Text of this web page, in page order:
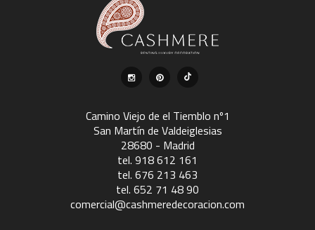
Camino Viejo de el Tiemblo nº1
San Martín de Valdeiglesias
28680 - Madrid
tel. 918 612 161
tel. 676 213 463
tel. 652 71 48 90
comercial@cashmeredecoracion.com